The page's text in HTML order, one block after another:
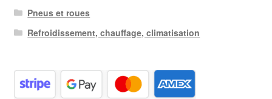
Pneus et roues
Refroidissement, chauffage, climatisation